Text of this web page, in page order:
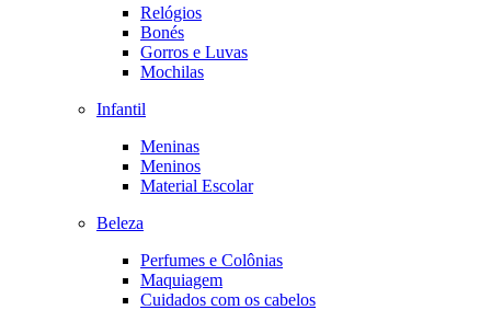
Relógios
Bonés
Gorros e Luvas
Mochilas
Infantil
Meninas
Meninos
Material Escolar
Beleza
Perfumes e Colônias
Maquiagem
Cuidados com os cabelos